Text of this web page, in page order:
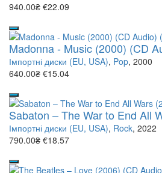
940.00₴ €22.09
Madonna - Music (2000) (CD
Імпортні диски (EU, USA), Pop, 2000
640.00₴ €15.04
Sabaton – The War to End All
Імпортні диски (EU, USA), Rock, 2022
790.00₴ €18.57